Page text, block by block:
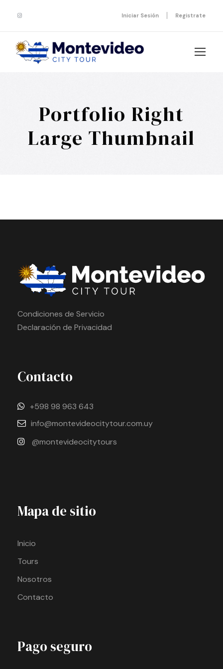
Iniciar Sesión Registrate
Portfolio Right
Large Thumbnail
Condiciones de Servicio
Declaración de Privacidad
Contacto
+598 98 963 643
info@montevideocitytour.com.uy
@montevideocitytours
Mapa de sitio
Inicio
Tours
Nosotros
Contacto
Pago seguro